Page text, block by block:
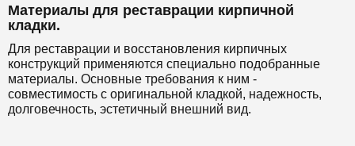
Материалы для реставрации кирпичной
кладки.
Для реставрации и восстановления кирпичных
конструкций применяются специально подобранные
материалы. Основные требования к ним -
совместимость с оригинальной кладкой, надежность,
долговечность, эстетичный внешний вид.